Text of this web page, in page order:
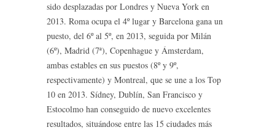
sido desplazadas por Londres y Nueva York en
2013. Roma ocupa el 4º lugar y Barcelona gana un
puesto, del 6º al 5º, en 2013, seguida por Milán
(6º), Madrid (7ª), Copenhague y Ámsterdam,
ambas estables en sus puestos (8º y 9º,
respectivamente) y Montreal, que se une a los Top
10 en 2013. Sídney, Dublín, San Francisco y
Estocolmo han conseguido de nuevo excelentes
resultados, situándose entre las 15 ciudades más